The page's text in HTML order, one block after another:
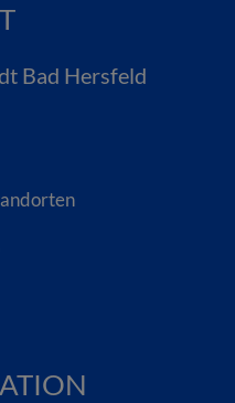
Bad Hersfeld